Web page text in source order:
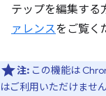
テップを編集する
ァレンスをご覧く
注: この機能は
はご利用いただけません